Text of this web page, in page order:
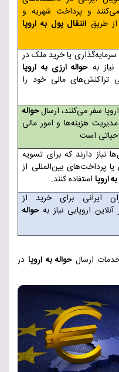
و پرداخت شهریه و
طریق انتقال پول به اروپا
سرمایه‌گذاری یا خرید ملک در
نیاز بهحواله ارزی به اروپا
تراکنش‌های مالی خود را
سفر می‌کنند، ارسالحواله
هزینه‌ها و امور مالی
است.
نیاز دارند که برای تسویه
پرداخت‌های بین‌المللی از
اروپا استفاده کنند.
ایرانی برای خرید از
اروپایی نیاز بهحواله
ارسالحواله به اروپادر